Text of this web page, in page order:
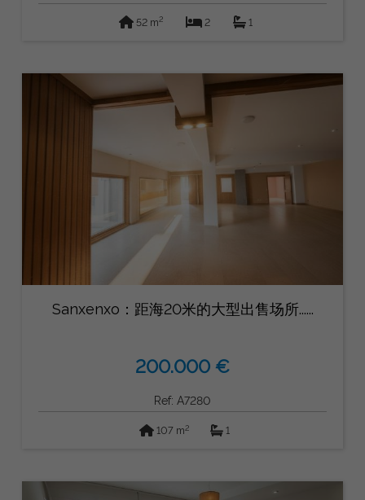
52 m2 2 1
Sanxenxo：距海20米的大型出售场所......
200.000 €
Ref: A7280
107 m2 1